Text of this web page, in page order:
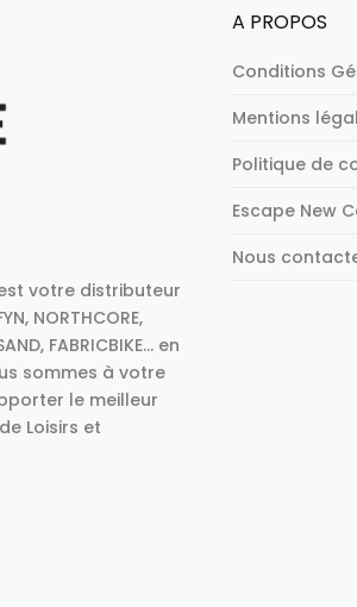
être
sur
du
votre distributeur
NORTHCORE,
FABRICBIKE... en
sommes à votre
le meilleur
Loisirs et
A PROPOS
Conditions
Mentions
Politique de
Escape New
Nous